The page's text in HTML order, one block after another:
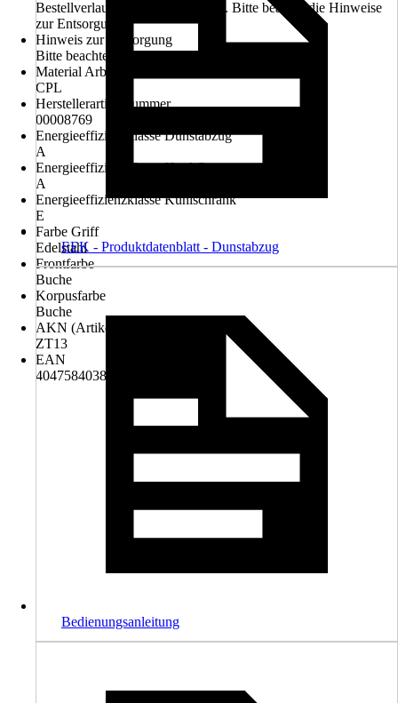
Bestellverlauf ausgewählt werden. Bitte beachte die Hinweise
zur Entsorgung.
Hinweis zur Entsorgung
Bitte beachte die Hinweise zur Entsorgung
Material Arbeitsplatte
CPL
Herstellerartikelnummer
00008769
Energieeffizienzklasse Dunstabzug
A
Energieeffizienzklasse Herd-Set
A
Energieeffizienzklasse Kühlschrank
E
Farbe Griff
Edelstahl
Frontfarbe
Buche
Korpusfarbe
Buche
AKN (Artikelkurznummer)
ZT13
EAN
4047584038643
EEK - Produktdatenblatt - Dunstabzug
Bedienungsanleitung